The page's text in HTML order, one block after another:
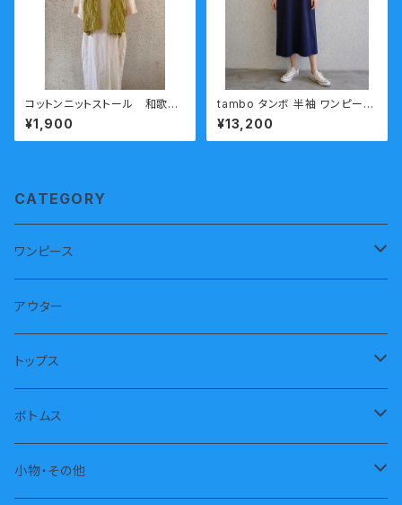
コットンニットストール 和歌山
ニット 日本製 kirippa 青
海波（せいがいは）グリーン 送
料無料
¥1,900
tambo タンボ 半袖 ワンピース
Hight Flutter ハイフラッターD
T6 度詰め 吊り編み
¥13,200
CATEGORY
ワンピース
半袖
長袖
ノースリーブ
アウター
トップス
トレーナー
パーカー
ボトムス
長パンツ
小物・その他